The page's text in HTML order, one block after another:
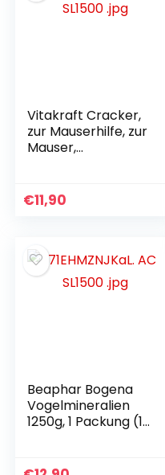
Vitakraft Cracker,
zur Mauserhilfe, zur
Mauser,
mit Vitaminen und
Mineralstoffen,
€11,90
Beaphar Bogena
Vogelmineralien
1250g, 1 Packung (1